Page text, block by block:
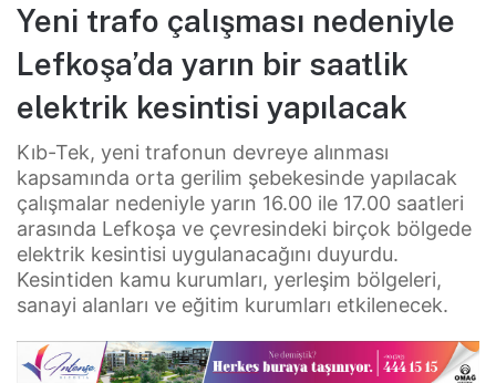
Yeni trafo çalışması nedeniyle
Lefkoşa’da yarın bir saatlik
elektrik kesintisi yapılacak
Kıb-Tek, yeni trafonun devreye alınması
kapsamında orta gerilim şebekesinde yapılacak
çalışmalar nedeniyle yarın 16.00 ile 17.00 saatleri
arasında Lefkoşa ve çevresindeki birçok bölgede
elektrik kesintisi uygulanacağını duyurdu.
Kesintiden kamu kurumları, yerleşim bölgeleri,
sanayi alanları ve eğitim kurumları etkilenecek.